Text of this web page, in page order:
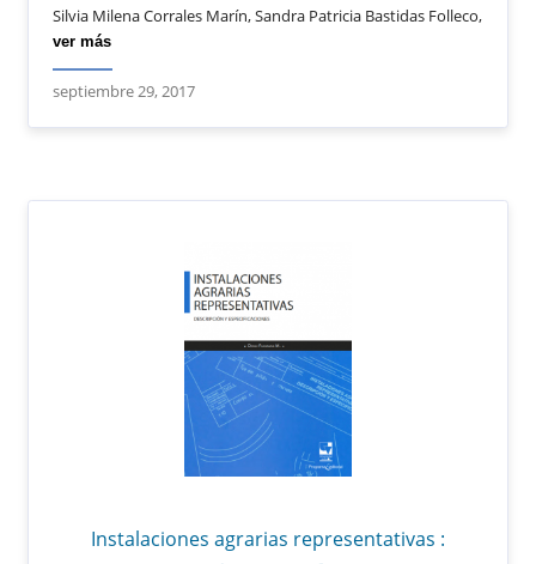
Silvia Milena Corrales Marín, Sandra Patricia Bastidas Folleco,
ver más
septiembre 29, 2017
Instalaciones agrarias representativas :